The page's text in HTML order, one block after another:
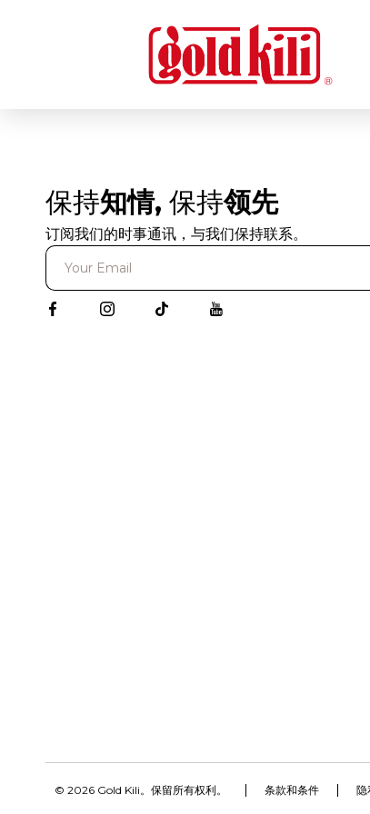
保持知情, 保持领先
订阅我们的时事通讯，与我们保持联系。
© 2026 Gold Kili。保留所有权利。 条款和条件 隐